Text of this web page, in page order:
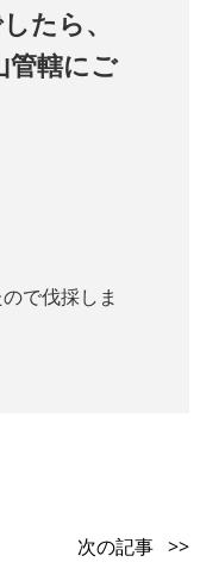
たら、
管轄にご
で伐採しま
次の記事 >>